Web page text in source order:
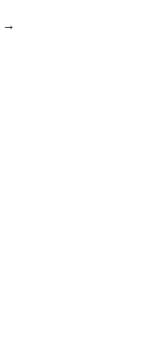
→